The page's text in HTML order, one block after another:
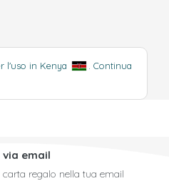
l'uso in Kenya
Continua
via email
carta regalo nella tua email